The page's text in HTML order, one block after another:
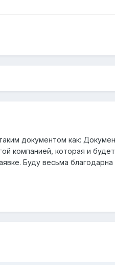
документом как:
компанией, которая и
Буду весьма